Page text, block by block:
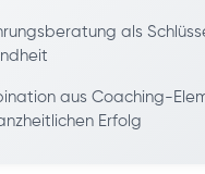
als
aus Coaching-
Erfolg